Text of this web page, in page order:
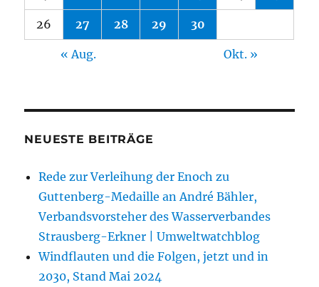
26 27 28 29 30
« Aug. Okt. »
NEUESTE BEITRÄGE
Rede zur Verleihung der Enoch zu
Guttenberg-Medaille an André Bähler,
Verbandsvorsteher des Wasserverbandes
Strausberg-Erkner | Umweltwatchblog
Windflauten und die Folgen, jetzt und in
2030, Stand Mai 2024